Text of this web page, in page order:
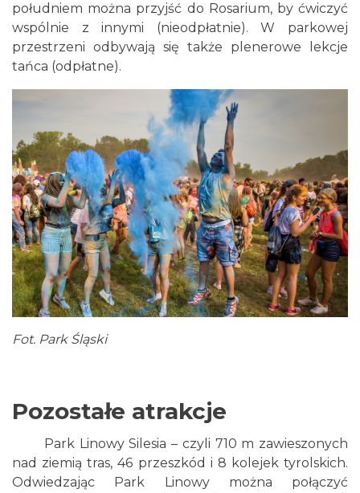
południem można przyjść do Rosarium, by ćwiczyć
wspólnie z innymi (nieodpłatnie). W parkowej
przestrzeni odbywają się także plenerowe lekcje
tańca (odpłatne).
Fot. Park Śląski
Pozostałe atrakcje
Park Linowy Silesia – czyli 710 m zawieszonych
nad ziemią tras, 46 przeszkód i 8 kolejek tyrolskich.
Odwiedzając Park Linowy można połączyć